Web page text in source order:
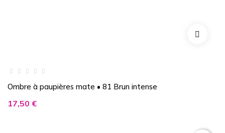
Ombre à paupières mate • 81 Brun intense
Prix
17,50 €